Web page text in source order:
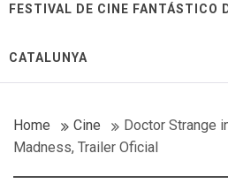
FESTIVAL DE CINE FANTÁSTICO
CATALUNYA
Home Cine
Doctor Strange
Madness, Trailer Oficial